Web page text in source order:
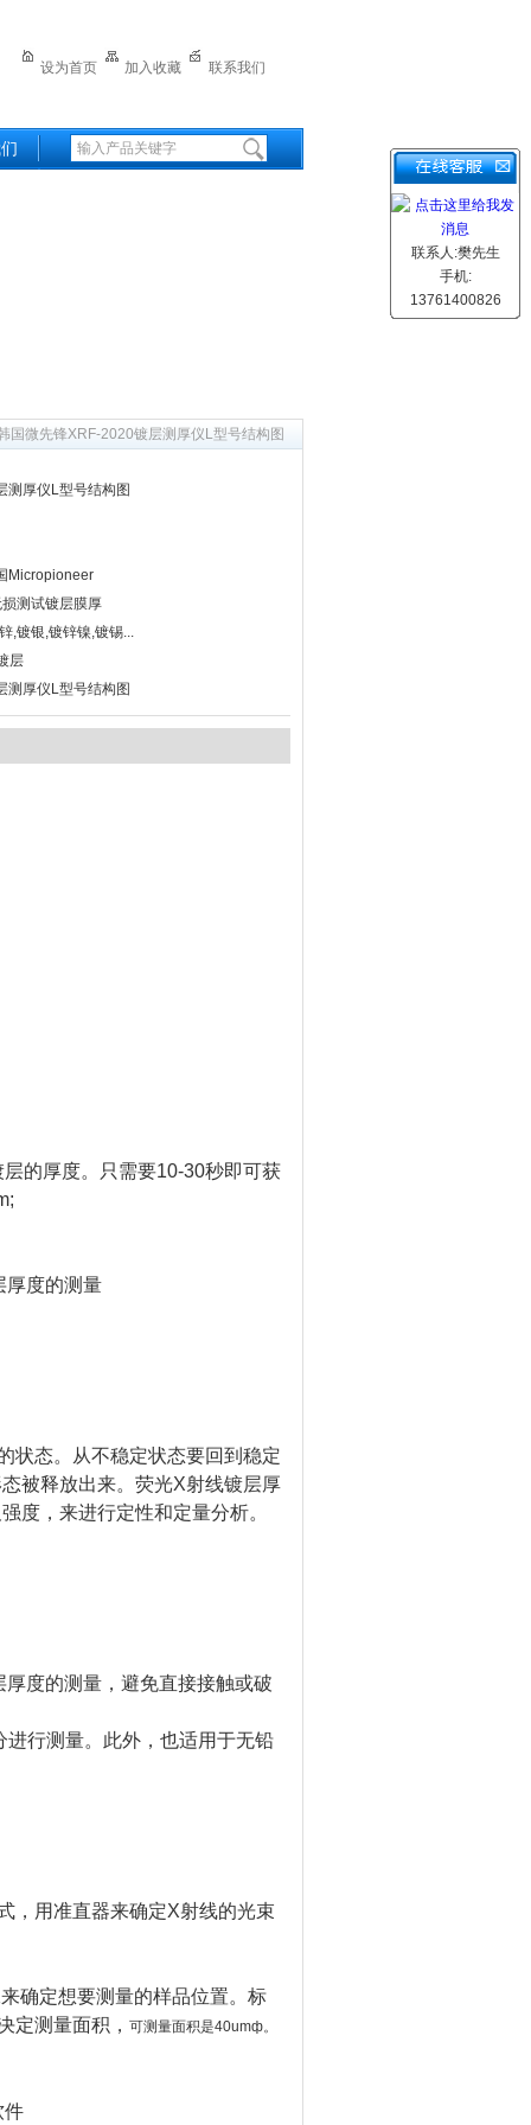
设为首页 加入收藏 联系我们
国微先锋XRF-2020镀层测厚仪L型号结构图
测厚仪L型号结构图
Micropioneer
测试镀层膜厚
,镀银,镀锌镍,镀锡...
层
测厚仪L型号结构图
的厚度。只需要10-30秒即可获
厚度的测量
状态。从不稳定状态要回到稳定
被释放出来。荧光X射线镀层厚
度，来进行定性和定量分析。
度的测量，避免直接接触或破
行测量。此外，也适用于无铅
，用准直器来确定X射线的光束
确定想要测量的样品位置。标
定测量面积， 可测量面积是40umф。
件
联系人:樊先生
手机:
13761400826